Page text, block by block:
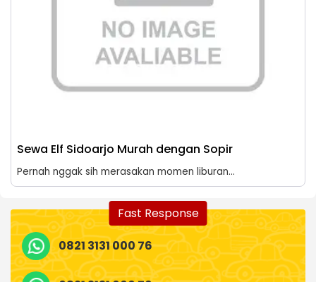
Sewa Elf Sidoarjo Murah dengan Sopir
Pernah nggak sih merasakan momen liburan...
Fast Response
0821 3131 000 76